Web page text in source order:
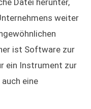
weiter
ist Software zur
ein Instrument zur
eine